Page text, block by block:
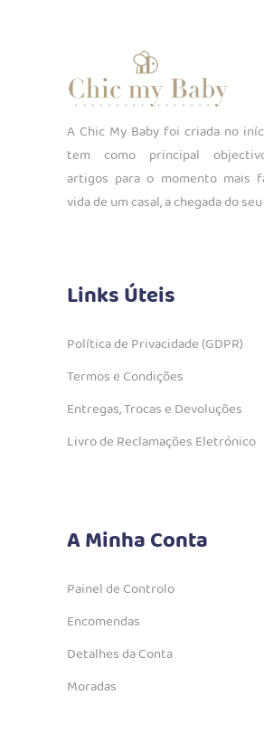
A Chic My Baby foi criada no
tem como principal
artigos para o momento mais
vida de um casal, a chegada do
Links Úteis
Política de Privacidade (GDPR)
Termos e Condições
Entregas, Trocas e Devoluções
Livro de Reclamações Eletrónico
A Minha Conta
Painel de Controlo
Encomendas
Detalhes da Conta
Moradas